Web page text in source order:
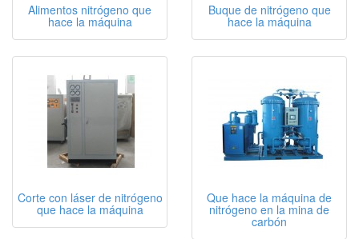
Alimentos nitrógeno que
hace la máquina
Buque de nitrógeno que
hace la máquina
Corte con láser de nitrógeno
que hace la máquina
Que hace la máquina de
nitrógeno en la mina de
carbón